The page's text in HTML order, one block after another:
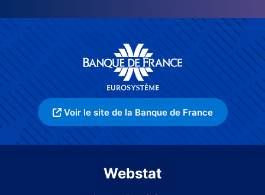
Voir le site de la Banque de France
Webstat